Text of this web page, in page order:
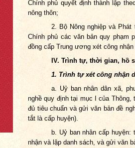
Chính phủ quyết định thành lập
nông thôn;
2. Bộ Nông nghiệp và
Chính phủ các văn bản quy phạm
đồng cấp Trung ương xét công nhận
IV. Trình tự, thời gian, hồ
1. Trình tự xét công nhận
a. Uỷ ban nhân dân xã,
nghề quy định tại mục I của
đủ tiêu chuẩn và gửi văn bản đề
tắt là cấp huyện).
b. Uỷ ban nhân cấp
nhận và lập danh sách, và gửi văn